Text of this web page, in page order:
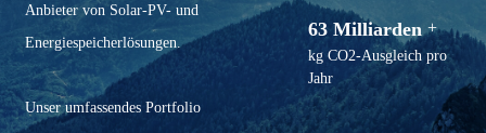
Anbieter von Solar-PV- und
Energiespeicherlösungen.
Unser umfassendes Portfolio
63 Milliarden +
kg CO2-Ausgleich pro
Jahr